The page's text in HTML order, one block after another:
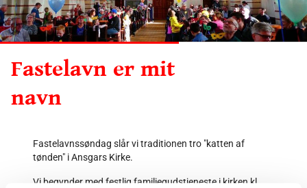
Fastelavn er mit
navn
Fastelavnssøndag slår vi traditionen tro "katten af
tønden" i Ansgars Kirke.
Vi begynder med festlig familiegudstjeneste i kirken kl.